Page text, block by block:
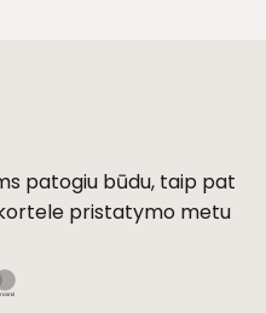
patogiu būdu, taip pat
pristatymo metu